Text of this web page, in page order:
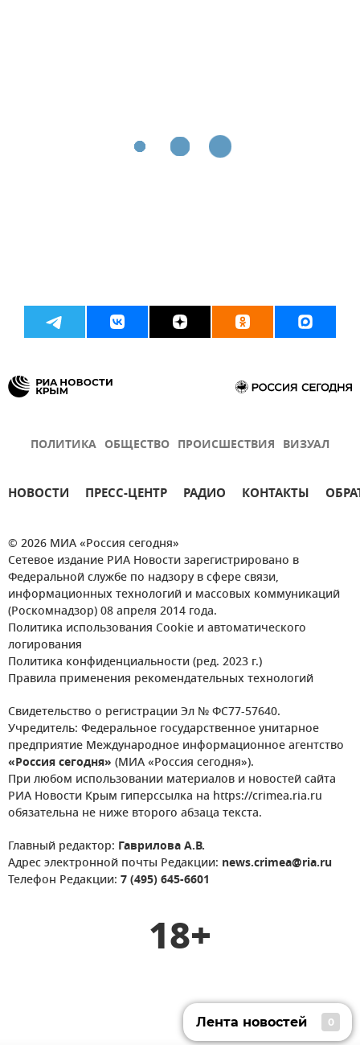
ПОЛИТИКА ОБЩЕСТВО ПРОИСШЕСТВИЯ ВИЗУАЛ
НОВОСТИ ПРЕСС-ЦЕНТР РАДИО КОНТАКТЫ
© 2026 МИА «Россия сегодня»
Сетевое издание РИА Новости зарегистрировано в
Федеральной службе по надзору в сфере связи,
информационных технологий и массовых коммуникаций
(Роскомнадзор) 08 апреля 2014 года.
Политика использования Cookie и автоматического
логирования
Политика конфиденциальности (ред. 2023 г.)
Правила применения рекомендательных технологий
Свидетельство о регистрации Эл № ФС77-57640.
Учредитель: Федеральное государственное унитарное
предприятие Международное информационное агентство
«Россия сегодня» (МИА «Россия сегодня»).
При любом использовании материалов и новостей сайта
РИА Новости Крым гиперссылка на https://crimea.ria.ru
обязательна не ниже второго абзаца текста.
Главный редактор: Гаврилова А.В.
Адрес электронной почты Редакции: news.crimea@ria.ru
Телефон Редакции: 7 (495) 645-6601
18+
Лента новостей 0